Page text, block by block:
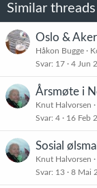
r
Similar threads
Oslo &
Håkon Bugge
Svar 17 4 Jun
Årsmøte i
Knut Halvorsen
Svar 4 16 Feb
Sosial
Knut Halvorsen
Svar 13 8 Mai